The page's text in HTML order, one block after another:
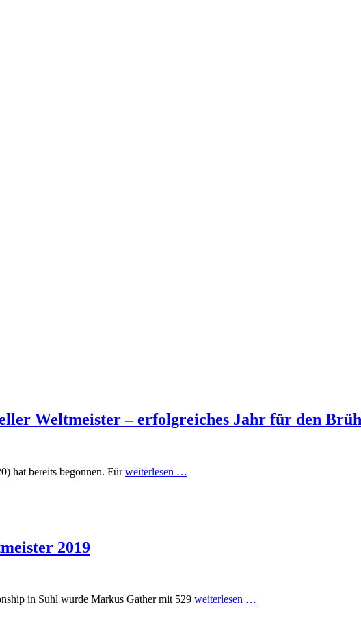
des Deutschen Schützenbundes e.V.
Weltmeister – erfolgreiches Jahr für den
hat bereits begonnen. Fürweiterlesen …
2019
in Suhl wurde Markus Gather mit 529 weiterlesen …